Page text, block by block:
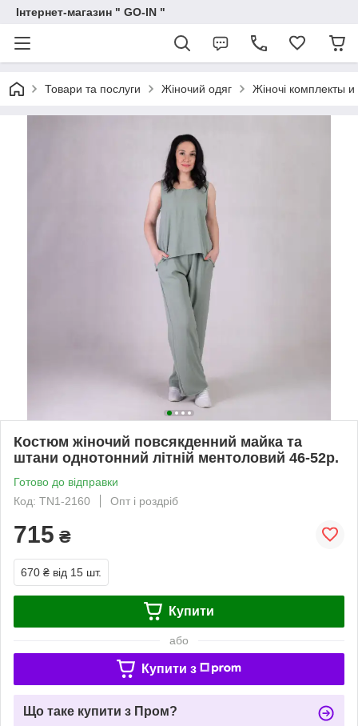
Інтернет-магазин " GO-IN "
Товари та послуги Жіночий одяг Жіночі комплекты
Костюм жіночий повсякденний майка та
штани однотонний літній ментоловий 46-52р.
Готово до відправки
Код: TN1-2160
Опт і роздріб
715 ₴
670 ₴ від 15 шт.
Купити
або
Купити з
Що таке купити з Пром?